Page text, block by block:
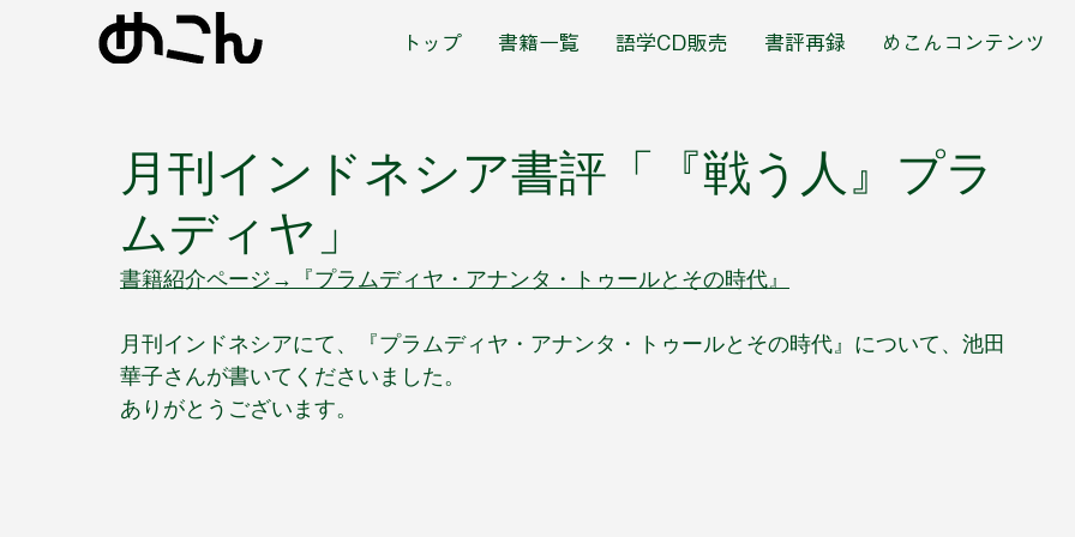
トップ 書籍一覧 語学CD販売 書評再録 めこんコンテンツ
月刊インドネシア書評「『戦う人』プラ
ムディヤ」
書籍紹介ページ→『プラムディヤ・アナンタ・トゥールとその時代』
月刊インドネシアにて、『プラムディヤ・アナンタ・トゥールとその時代』について、池田
華子さんが書いてくださいました。
ありがとうございます。